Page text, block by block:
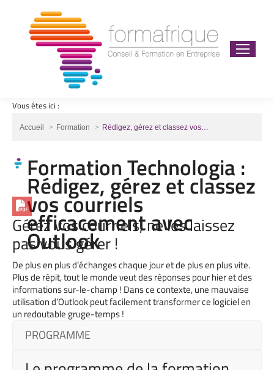
Vous êtes ici :
Vous êtes ici :
Accueil Formation Rédigez, gérez et classez vos…
Formation Technologia :
Rédigez, gérez et classez
vos courriels
efficacement avec
Outlook
Gérez vos courriels, ne les laissez
pas vous gérer !
De plus en plus d’échanges chaque jour et de plus en plus vite.
Plus de répit, tout le monde veut des réponses pour hier et des
informations sur-le-champ ! Dans ce contexte, une mauvaise
utilisation d’Outlook peut facilement transformer ce logiciel en
un redoutable gruge-temps !
PROGRAMME